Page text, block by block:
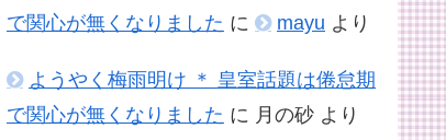
で関心が無くなりました に mayu より
ようやく梅雨明け ＊ 皇室話題は倦怠期
で関心が無くなりました に 月の砂 より